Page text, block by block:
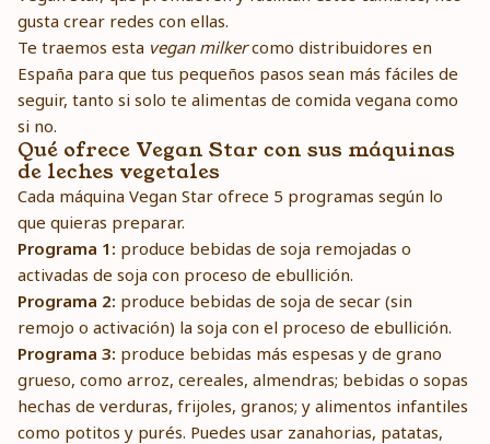
gusta crear redes con ellas.
Te traemos esta vegan milkercomo distribuidores en
España para que tus pequeños pasos sean más fáciles de
seguir, tanto si solo te alimentas de comida vegana como
si no.
Qué ofrece Vegan Star con sus máquinas
de leches vegetales
Cada máquina Vegan Star ofrece 5 programas según lo
que quieras preparar.
Programa 1: produce bebidas de soja remojadas o
activadas de soja con proceso de ebullición.
Programa 2: produce bebidas de soja de secar (sin
remojo o activación) la soja con el proceso de ebullición.
Programa 3: produce bebidas más espesas y de grano
grueso, como arroz, cereales, almendras; bebidas o sopas
hechas de verduras, frijoles, granos; y alimentos infantiles
como potitos y purés. Puedes usar zanahorias, patatas,